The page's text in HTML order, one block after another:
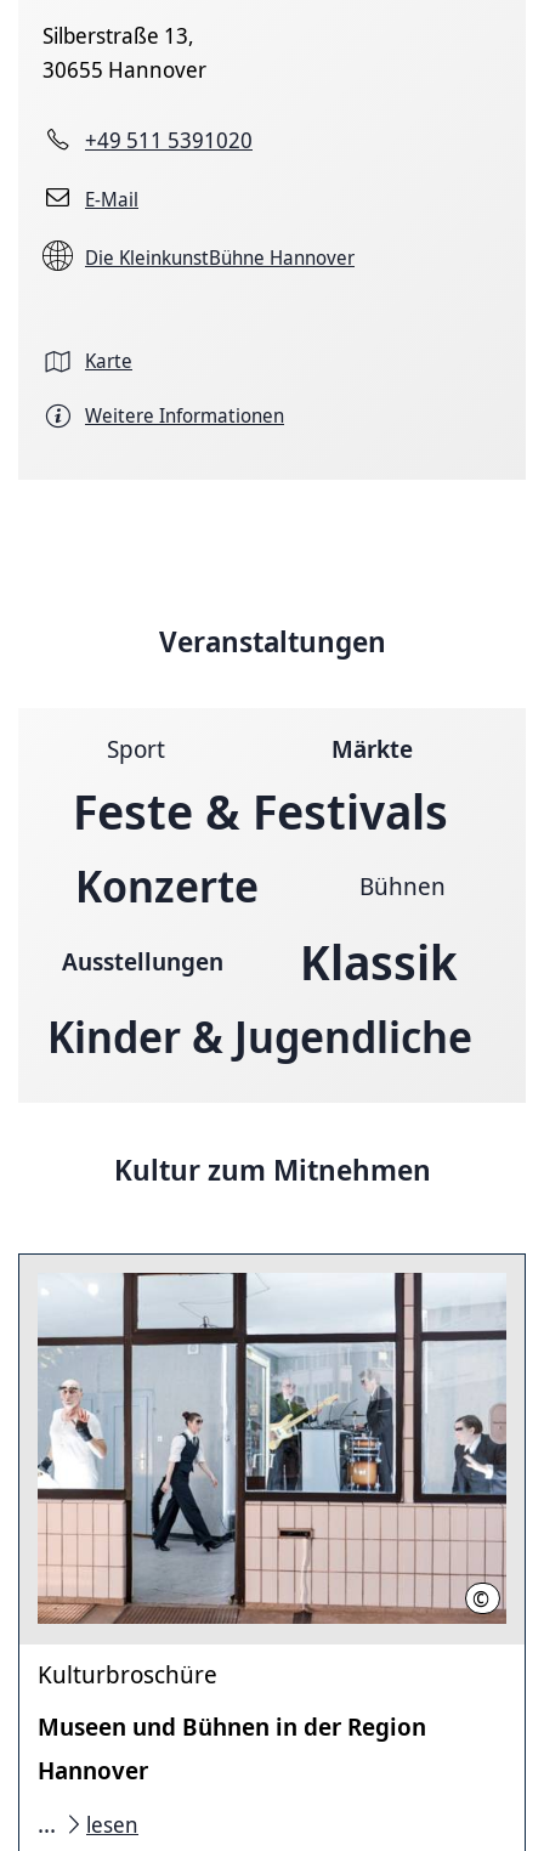
Silberstraße 13,
30655 Hannover
+49 511 5391020
E-Mail
Die KleinkunstBühne Hannover
Karte
Weitere Informationen
Veranstaltungen
Sport Märkte
Feste & Festivals
Konzerte Bühnen
Ausstellungen Klassik
Kinder & Jugendliche
Kultur zum Mitnehmen
© Isabell
Kulturbroschüre
Museen und Bühnen in der Region
Hannover
...
lesen